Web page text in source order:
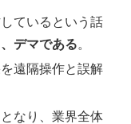
ているという話
デマである。
遠隔操作と誤解
なり、業界全体